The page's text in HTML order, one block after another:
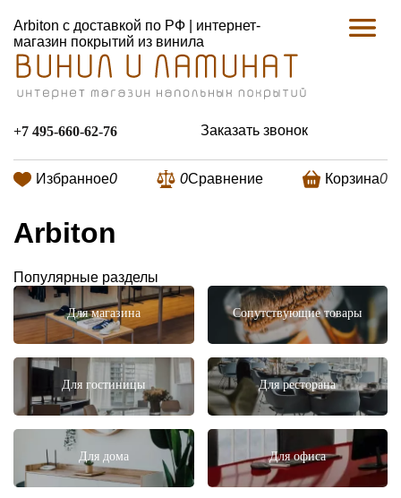
Arbiton с доставкой по РФ | интернет-
магазин покрытий из винила
+7 495-660-62-76 Заказать звонок
Избранное0 0Сравнение Корзина0
Arbiton
Популярные разделы
Для магазина Сопутствующие товары
Для гостиницы Для ресторана
Для дома Для офиса